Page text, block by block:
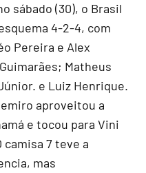
sábado (30), o Brasil
4-2-4, com
Pereira e Alex
Matheus
e Luiz Henrique.
aproveitou a
e tocou para Vini
7 teve a
mas